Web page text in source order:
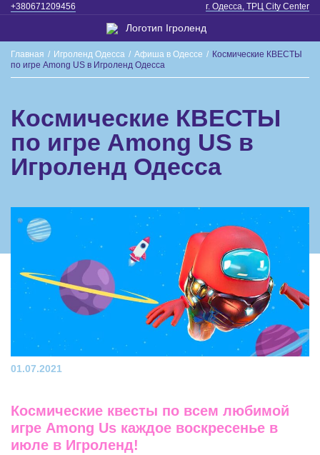
+380671209456 г. Одесса, ТРЦ City Center
Главная / Игроленд Одесса / Афиша в Одессе / Космические КВЕСТЫ
по игре Among US в Игроленд Одесса
Космические КВЕСТЫ
по игре Among US в
Игроленд Одесса
01.07.2021
Космические квесты по всем любимой
игре Among Us каждое воскресенье в
июле в Игроленд!